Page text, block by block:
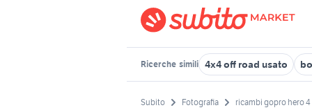
Ricerche simili 4x4 off road usato
Subito Fotografia ricambi gopro hero 4